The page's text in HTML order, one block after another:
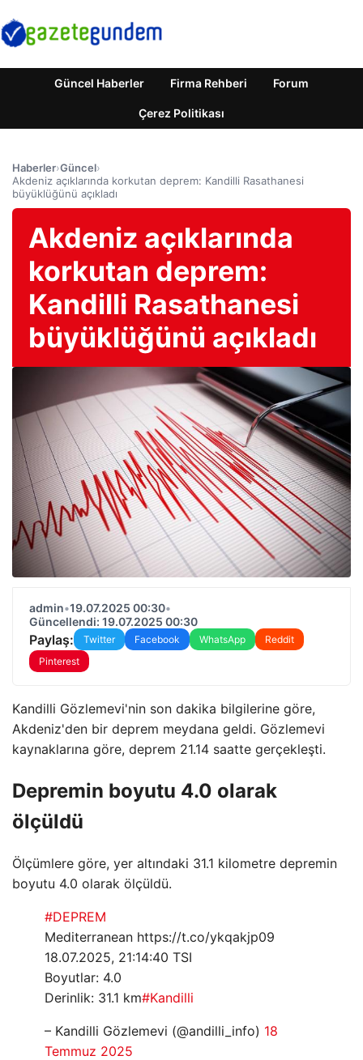
Güncel Haberler Firma Rehberi Forum
Çerez Politikası
Haberler›Güncel›
Akdeniz açıklarında korkutan deprem: Kandilli Rasathanesi
büyüklüğünü açıkladı
Akdeniz açıklarında
korkutan deprem:
Kandilli Rasathanesi
büyüklüğünü açıkladı
admin•19.07.2025 00:30•
Güncellendi: 19.07.2025 00:30
Paylaş: Twitter Facebook WhatsApp
Reddit
Pinterest
Kandilli Gözlemevi'nin son dakika bilgilerine göre,
Akdeniz'den bir deprem meydana geldi. Gözlemevi
kaynaklarına göre, deprem 21.14 saatte gerçekleşti.
Depremin boyutu 4.0 olarak
ölçüldü
Ölçümlere göre, yer altındaki 31.1 kilometre depremin
boyutu 4.0 olarak ölçüldü.
#DEPREM
Mediterranean https://t.co/ykqakjp09
18.07.2025, 21:14:40 TSI
Boyutlar: 4.0
Derinlik: 31.1 km#Kandilli
– Kandilli Gözlemevi (@andilli_info) 18
Temmuz 2025